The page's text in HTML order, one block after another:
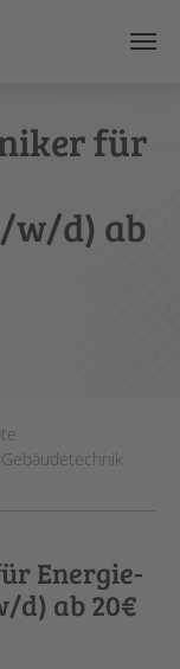
für
w/d) ab
Energie-
d) ab 20€